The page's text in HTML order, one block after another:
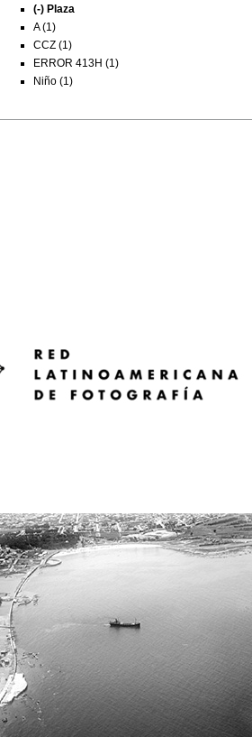
(-) Plaza
A (1)
CCZ (1)
ERROR 413H (1)
Niño (1)